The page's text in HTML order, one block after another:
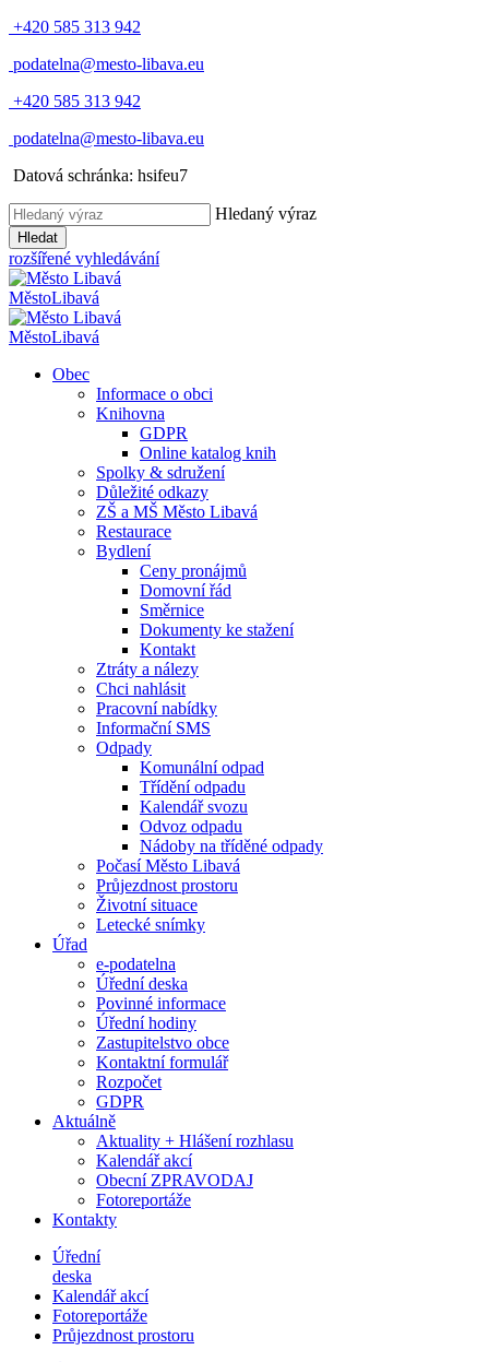
+420 585 313 942
podatelna@mesto-libava.eu
+420 585 313 942
podatelna@mesto-libava.eu
Datová schránka: hsifeu7
Hledaný výraz
Hledat
rozšířené vyhledávání
MěstoLibavá
MěstoLibavá
Obec
Informace o obci
Knihovna
GDPR
Online katalog knih
Spolky & sdružení
Důležité odkazy
ZŠ a MŠ Město Libavá
Restaurace
Bydlení
Ceny pronájmů
Domovní řád
Směrnice
Dokumenty ke stažení
Kontakt
Ztráty a nálezy
Chci nahlásit
Pracovní nabídky
Informační SMS
Odpady
Komunální odpad
Třídění odpadu
Kalendář svozu
Odvoz odpadu
Nádoby na tříděné odpady
Počasí Město Libavá
Průjezdnost prostoru
Životní situace
Letecké snímky
Úřad
e-podatelna
Úřední deska
Povinné informace
Úřední hodiny
Zastupitelstvo obce
Kontaktní formulář
Rozpočet
GDPR
Aktuálně
Aktuality + Hlášení rozhlasu
Kalendář akcí
Obecní ZPRAVODAJ
Fotoreportáže
Kontakty
Úřední
deska
Kalendář akcí
Fotoreportáže
Průjezdnost prostoru